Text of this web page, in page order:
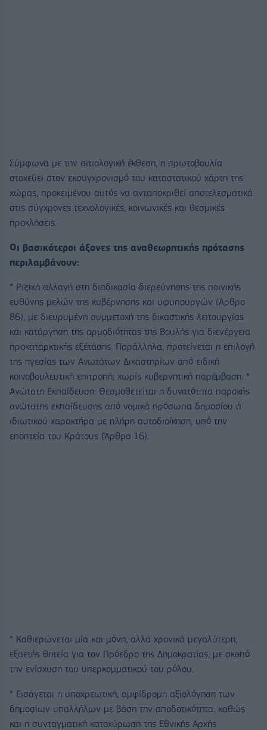
Σύμφωνα με την αιτιολογική έκθεση, η πρωτοβουλία
στοχεύει στον εκσυγχρονισμό του καταστατικού χάρτη της
χώρας, προκειμένου αυτός να ανταποκριθεί αποτελεσματικά
στις σύγχρονες τεχνολογικές, κοινωνικές και θεσμικές
προκλήσεις.
Οι βασικότεροι άξονες της αναθεωρητικής πρότασης
περιλαμβάνουν:
* Ριζική αλλαγή στη διαδικασία διερεύνησης της ποινικής
ευθύνης μελών της κυβέρνησης και υφυπουργών (Άρθρο
86), με διευρυμένη συμμετοχή της δικαστικής λειτουργίας
και κατάργηση της αρμοδιότητας της Βουλής για διενέργεια
προκαταρκτικής εξέτασης. Παράλληλα, προτείνεται η επιλογή
της ηγεσίας των Ανωτάτων Δικαστηρίων από ειδική
κοινοβουλευτική επιτροπή, χωρίς κυβερνητική παρέμβαση. *
Ανώτατη Εκπαίδευση: Θεσμοθετείται η δυνατότητα παροχής
ανώτατης εκπαίδευσης από νομικά πρόσωπα δημοσίου ή
ιδιωτικού χαρακτήρα με πλήρη αυτοδιοίκηση, υπό την
εποπτεία του Κράτους (Άρθρο 16).
* Καθιερώνεται μία και μόνη, αλλά χρονικά μεγαλύτερη,
εξαετής θητεία για τον Πρόεδρο της Δημοκρατίας, με σκοπό
την ενίσχυση του υπερκομματικού του ρόλου.
* Εισάγεται η υποχρεωτική, αμφίδρομη αξιολόγηση των
δημοσίων υπαλλήλων με βάση την αποδοτικότητα, καθώς
και η συνταγματική κατοχύρωση της Εθνικής Αρχής